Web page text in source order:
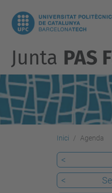
Junta PAS
Inici Agenda
<
<